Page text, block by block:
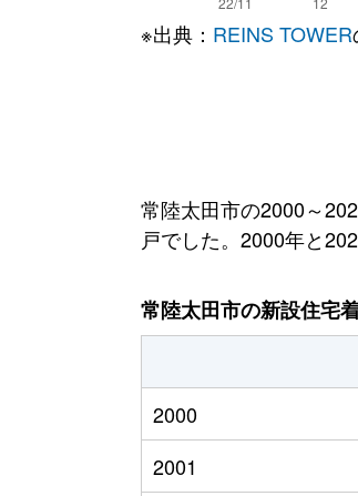
※出典： REINS TOWER
常陸太田市の2000～
戸でした。2000年と
常陸太田市の新設住宅
2000
2001